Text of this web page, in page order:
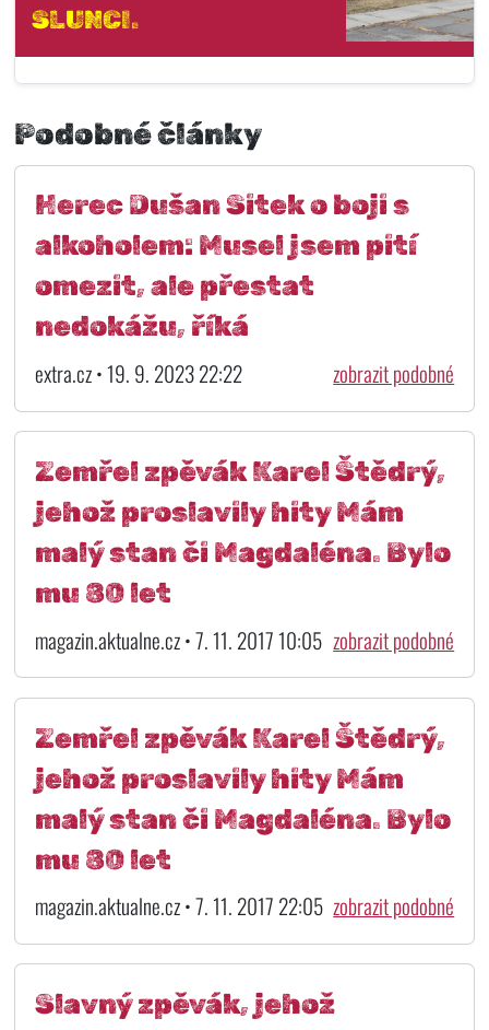
SLUNCI.
Podobné články
Herec Dušan Sitek o boji s
alkoholem: Musel jsem pití
omezit, ale přestat
nedokážu, říká
extra.cz • 19. 9. 2023 22:22 zobrazit podobné
Zemřel zpěvák Karel Štědrý,
jehož proslavily hity Mám
malý stan či Magdaléna. Bylo
mu 80 let
magazin.aktualne.cz • 7. 11. 2017 10:05 zobrazit podobné
Zemřel zpěvák Karel Štědrý,
jehož proslavily hity Mám
malý stan či Magdaléna. Bylo
mu 80 let
magazin.aktualne.cz • 7. 11. 2017 22:05 zobrazit podobné
Slavný zpěvák, jehož